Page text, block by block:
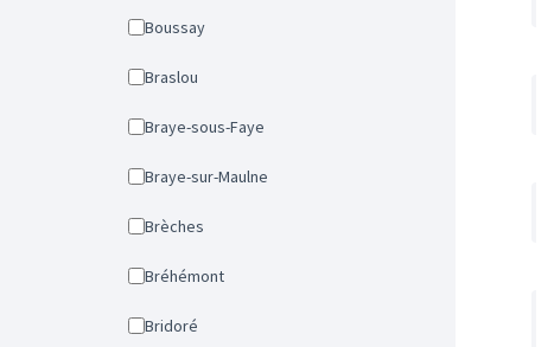
Boussay
Braslou
Braye-sous-Faye
Braye-sur-Maulne
Brèches
Bréhémont
Bridoré